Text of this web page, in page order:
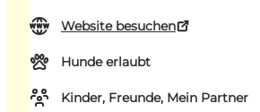
Website besuchen
Hunde erlaubt
Kinder, Freunde, Mein Partner